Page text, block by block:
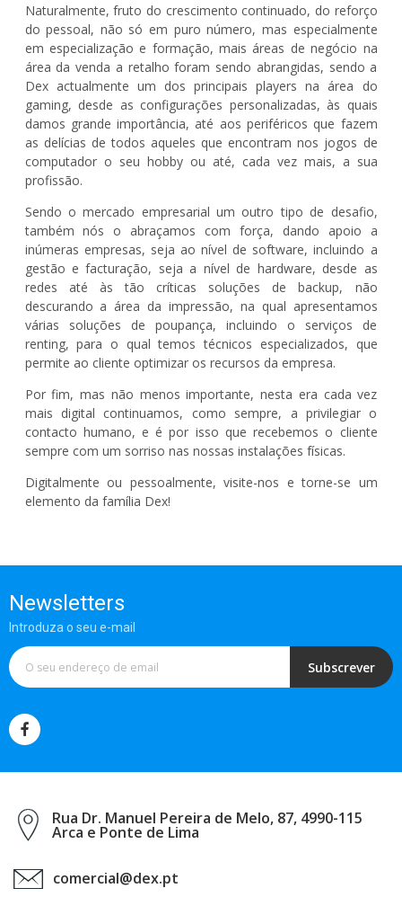
Naturalmente, fruto do crescimento continuado, do reforço
do pessoal, não só em puro número, mas especialmente
em especialização e formação, mais áreas de negócio na
área da venda a retalho foram sendo abrangidas, sendo a
Dex actualmente um dos principais players na área do
gaming, desde as configurações personalizadas, às quais
damos grande importância, até aos periféricos que fazem
as delícias de todos aqueles que encontram nos jogos de
computador o seu hobby ou até, cada vez mais, a sua
profissão.
Sendo o mercado empresarial um outro tipo de desafio,
também nós o abraçamos com força, dando apoio a
inúmeras empresas, seja ao nível de software, incluindo a
gestão e facturação, seja a nível de hardware, desde as
redes até às tão críticas soluções de backup, não
descurando a área da impressão, na qual apresentamos
várias soluções de poupança, incluindo o serviços de
renting, para o qual temos técnicos especializados, que
permite ao cliente optimizar os recursos da empresa.
Por fim, mas não menos importante, nesta era cada vez
mais digital continuamos, como sempre, a privilegiar o
contacto humano, e é por isso que recebemos o cliente
sempre com um sorriso nas nossas instalações físicas.
Digitalmente ou pessoalmente, visite-nos e torne-se um
elemento da família Dex!
Newsletters
Introduza o seu e-mail
Subscrever
Rua Dr. Manuel Pereira de Melo, 87, 4990-115
Arca e Ponte de Lima
comercial@dex.pt